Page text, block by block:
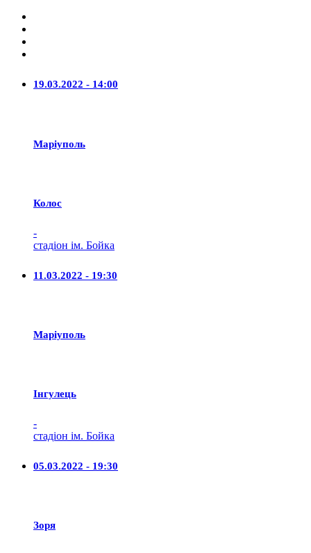
19.03.2022 - 14:00
Маріуполь
Колос
-
стадіон ім. Бойка
11.03.2022 - 19:30
Маріуполь
Iнгулець
-
стадіон ім. Бойка
05.03.2022 - 19:30
Зоря